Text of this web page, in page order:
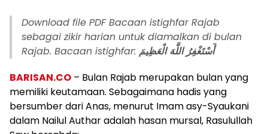
Download file PDF Bacaan istighfar Rajab
sebagai zikir harian untuk diamalkan di bulan
Rajab. Bacaan istighfar: أَسْتَغْفِرُ اللَّهَ الْعَظِيمَ
BARISAN.CO – Bulan Rajab merupakan bulan yang
memiliki keutamaan. Sebagaimana hadis yang
bersumber dari Anas, menurut Imam asy-Syaukani
dalam Nailul Authar adalah hasan mursal, Rasulullah